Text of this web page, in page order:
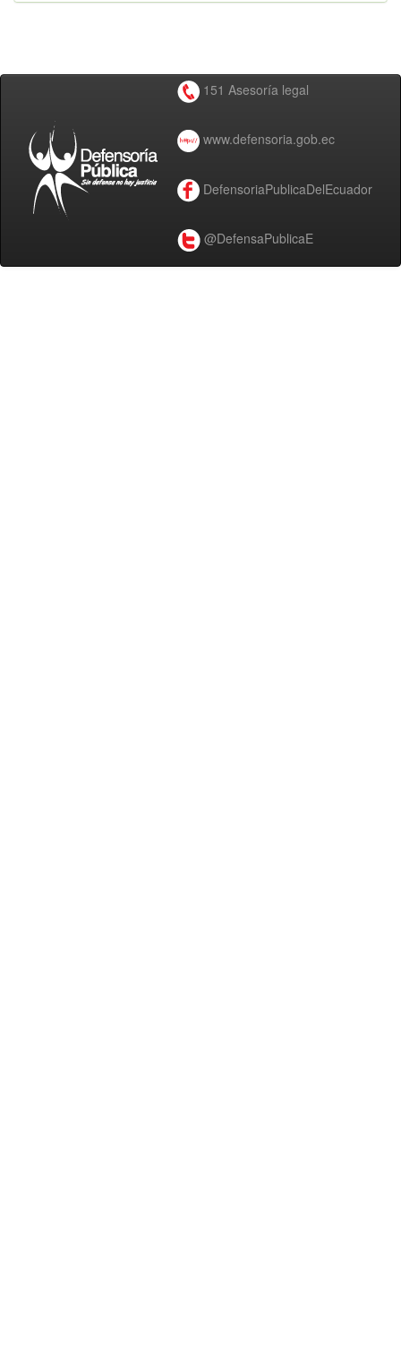
151 Asesoría legal
www.defensoria.gob.ec
DefensoriaPublicaDelEcuador
@DefensaPublicaE